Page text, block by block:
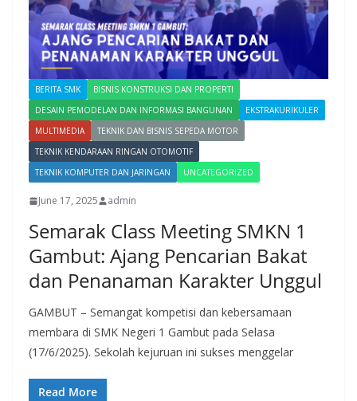
BERITA SMK
BISNIS KONSTRUKSI DAN PROPERTI
DESAIN PEMODELAN DAN INFORMASI BANGUNAN
EKSTRAKURIKULER
MULTIMEDIA
TEKNIK DAN BISNIS SEPEDA MOTOR
TEKNIK KENDARAAN RINGAN OTOMOTIF
TEKNIK KOMPUTER DAN JARINGAN
UNCATEGORIZED
June 17, 2025 admin
Semarak Class Meeting SMKN 1
Gambut: Ajang Pencarian Bakat
dan Penanaman Karakter Unggul
GAMBUT – Semangat kompetisi dan kebersamaan
membara di SMK Negeri 1 Gambut pada Selasa
(17/6/2025). Sekolah kejuruan ini sukses menggelar
Read More